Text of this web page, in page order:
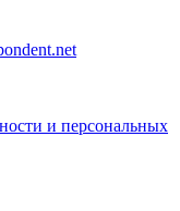
и персональных